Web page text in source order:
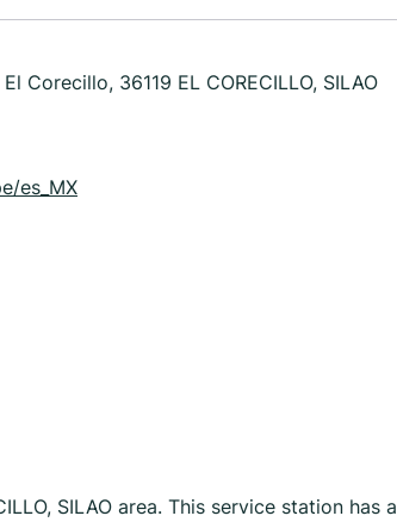
Corecillo, 36119 EL CORECILLO, SILAO
es_MX
SILAO area. This service station has a